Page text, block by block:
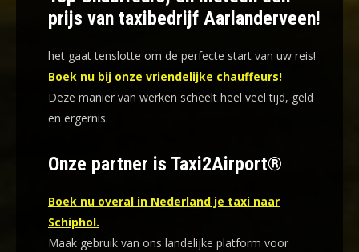
prijs van taxibedrijf Aarlanderveen!
het gaat tenslotte om de perfecte start van uw reis!
Boek nu bij onze vriendelijke chauffeurs!
Deze manier van werken scheelt heel veel tijd, geld
en ergernis.
Onze partner is Taxi2Airport®
Boek nu overal in Nederland je taxi naar
Schiphol.
Maak gebruik van ons landelijke platform voor